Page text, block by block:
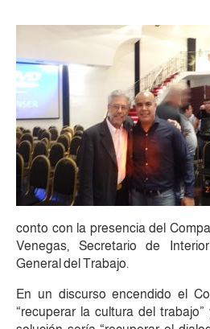
conto con la presencia del
Venegas, Secretario de
General del Trabajo.
En un discurso encendido el
“recuperar la cultura del